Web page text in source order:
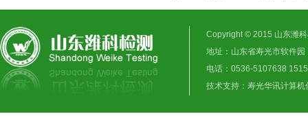
Copyright © 2015 山东潍
地址：山东省寿光市软件
电话：0536-5107638
技术支持： 寿光华讯计算机